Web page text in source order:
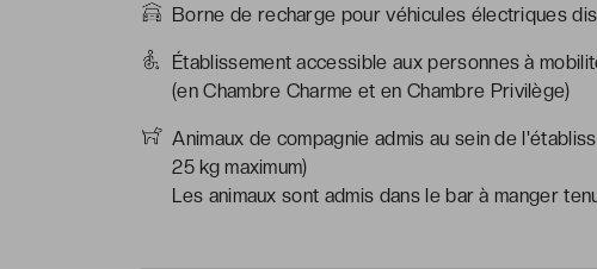
Borne de recharge pour véhicules électriques
Établissement accessible aux personnes à
(en Chambre Charme et en Chambre Privilège)
Animaux de compagnie admis au sein de
25 kg maximum)
Les animaux sont admis dans le bar à manger